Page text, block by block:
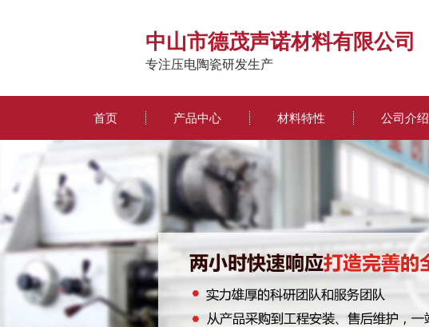
中山市德茂声诺材料有限公司
专注压电陶瓷研发生产
首页 产品中心 材料特性 公司介绍